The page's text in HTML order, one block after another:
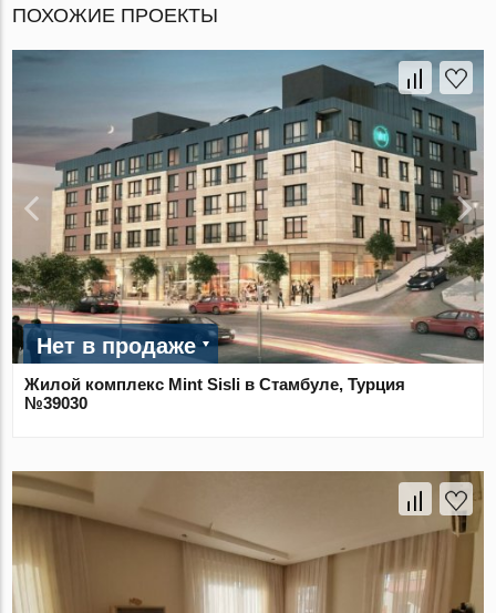
ПОХОЖИЕ ПРОЕКТЫ
Нет в продаже
Жилой комплекс Mint Sisli в Стамбуле, Турция
№39030